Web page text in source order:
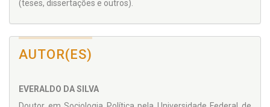
(teses, dissertações e outros).
AUTOR(ES)
EVERALDO DA SILVA